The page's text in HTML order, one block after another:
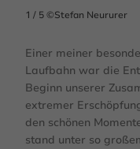
1 / 5©Stefan Neururer
Einer meiner
Laufbahn war die
Beginn unserer
extremer
den schönen
stand unter so